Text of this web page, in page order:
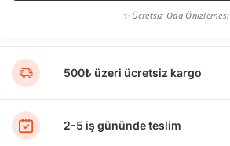
✨ Ücretsiz Oda Önizlemesi
500₺ üzeri ücretsiz kargo
2-5 iş gününde teslim